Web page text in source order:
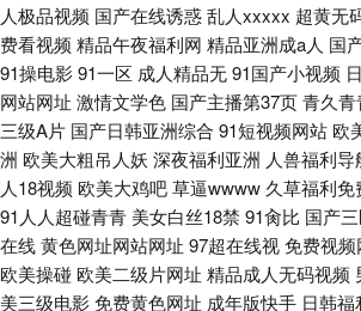
人极品视频 国产在线诱惑乱人xxxxx 超黄无
费看视频 精品午夜福利网 精品亚洲成a人 国
91操电影91一区 成人精品无91国产小视频
网站网址 激情文学色 国产主播第37页青久青
三级A片 国产日韩亚洲综合 91短视频网站 欧
洲 欧美大粗吊人妖 深夜福利亚洲 人兽福利导
人18视频 欧美大鸡吧草逼wwww 久草福利免
91人人超碰青青 美女白丝18禁 91肏比 国产
在线黄色网址网站网址 97超在线视免费视频
欧美操碰 欧美二级片网址 精品成人无码视频
美三级电影免费黄色网址 成年版快手 日韩